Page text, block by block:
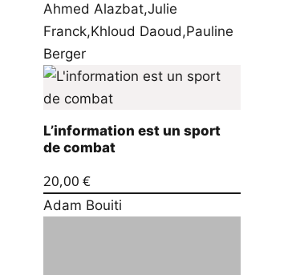
Ahmed Alazbat,Julie
Franck,Khloud Daoud,Pauline
Berger
L’information est un sport
de combat
20,00€
Adam Bouiti